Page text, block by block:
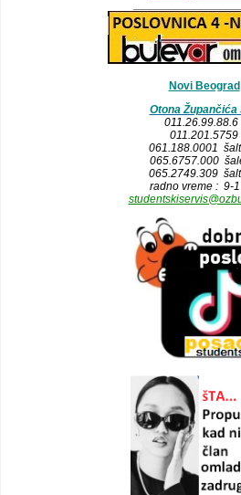
Novi Beograd
Otona Župančića
011.26.99.88.6
011.201.5759
061.188.0001
065.6757.000
065.2749.309
radno vreme : 9-